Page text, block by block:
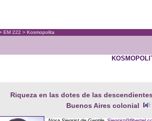
Riqueza en las dotes de las
Buenos Aires colonial
EM 222 > Kosmopolita